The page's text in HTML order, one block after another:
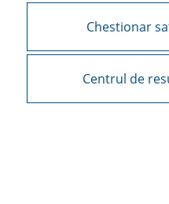
Chestionar
Centrul de